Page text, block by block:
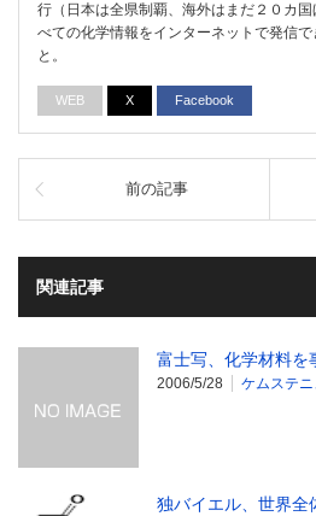
行（日本は全県制覇、海外はまだ２０カ
べての化学情報をインターネットで発信
と。
WEB X Facebook
前の記事
関連記事
富士写、化学材料を
2006/5/28 ケムステ
独バイエル、世界全